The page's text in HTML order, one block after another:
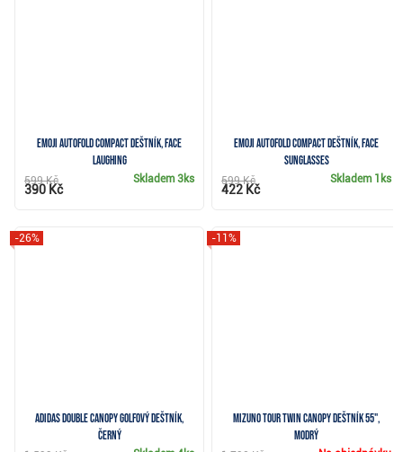
Emoji AutoFold Compact deštník, Face
Laughing
Skladem3ks
599 Kč
390 Kč
Emoji AutoFold Compact deštník, Face
Sunglasses
Skladem 1ks
599 Kč
422 Kč
Adidas Double Canopy golfový deštník,
černý
-26%
Mizuno Tour Twin Canopy deštník 55",
modrý
-11%